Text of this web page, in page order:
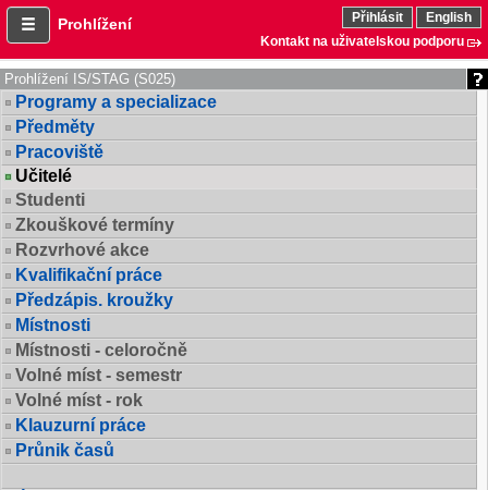
Prohlížení Přihlásit
English
Kontakt na uživatelskou podporu
Prohlížení IS/STAG (S025)
Programy a specializace
Předměty
Pracoviště
Učitelé
Studenti
Zkouškové termíny
Rozvrhové akce
Kvalifikační práce
Předzápis. kroužky
Místnosti
Místnosti - celoročně
Volné míst - semestr
Volné míst - rok
Klauzurní práce
Průnik časů